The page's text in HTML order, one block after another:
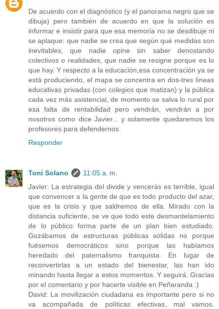
De acuerdo con el diagnóstico (y el panorama negro que se
dibuja) pero también de acuerdo en que la solución es
informar e insistir para que esa memoria no se desdibuje ni
se aplaque: que nadie se crea que según qué medidas son
inevitables, que nadie opine sin saber denostando
colectivos o realidades, que nadie se resigne porque es lo
que hay. Y respecto a la educación,esa concentración ya se
está produciendo, el mapa se concentra en dos-tres líneas
educativas privadas (con colegios que matizan) y la pública
cada vez más asistencial, de momento se salva lo rural por
esa falta de rentabilidad pero vendrán, vendrán a por
nosotros como dice Javier... y solamente quedaremos los
profesores para defendernos
Responder
Toni Solano
11:05 a. m.
Javier: La estrategia del divide y vencerás es terrible, igual
que convencer a la gente de que es todo producto del azar,
que es la crisis y que saldremos de ella. Mirado con la
distancia suficiente, se ve que todo este desmantelamiento
de lo público forma parte de un plan bien estudiado.
Gozábamos de estructuras públicas sólidas no porque
fuésemos democráticos sino porque las habíamos
heredado del paternalismo franquista. En lugar de
reconvertirlas a un estado del bienestar, las han ido
minando hasta llegar a estos momentos. Y seguirá. Gracias
por el comentario y por hacerte visible en Peñaranda :)
David: La movilización ciudadana es importante pero si no
va acompañada de políticas efectivas, mal vamos.